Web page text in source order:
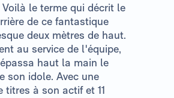
Voilà le terme qui décrit le
de ce fantastique
deux mètres de haut.
au service de l'équipe,
haut la main le
son idole. Avec une
titres à son actif et 11